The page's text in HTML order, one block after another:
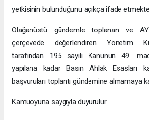
yetkisinin bulunduğunu açıkça ifade
Olağanüstü gündemle toplanan ve
çerçevede değerlendiren Yönetim
tarafından 195 sayılı Kanunun 49.
yapılana kadar Basın Ahlak Esasları
başvuruları toplantı gündemine almamaya
Kamuoyuna saygıyla duyurulur.